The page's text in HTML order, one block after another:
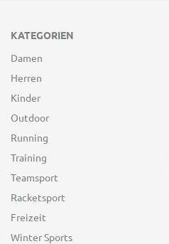
KATEGORIEN
Damen
Herren
Kinder
Outdoor
Running
Training
Teamsport
Racketsport
Freizeit
Winter Sports